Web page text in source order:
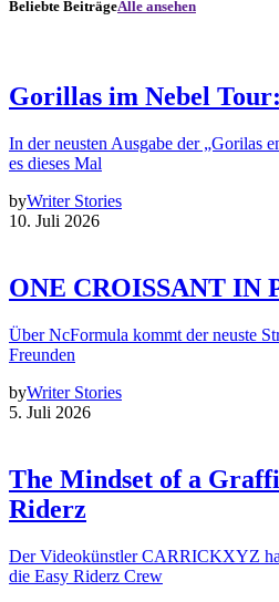
Beliebte BeiträgeAlle ansehen
Gorillas im Nebel
In der neusten Ausgabe der „Gorilas
es dieses Mal
byWriter Stories
10. Juli 2026
ONE CROISSANT IN
Über NcFormula kommt der neuste
Freunden
byWriter Stories
5. Juli 2026
The Mindset of a
Riderz
Der Videokünstler CARRICKXYZ
die Easy Riderz Crew